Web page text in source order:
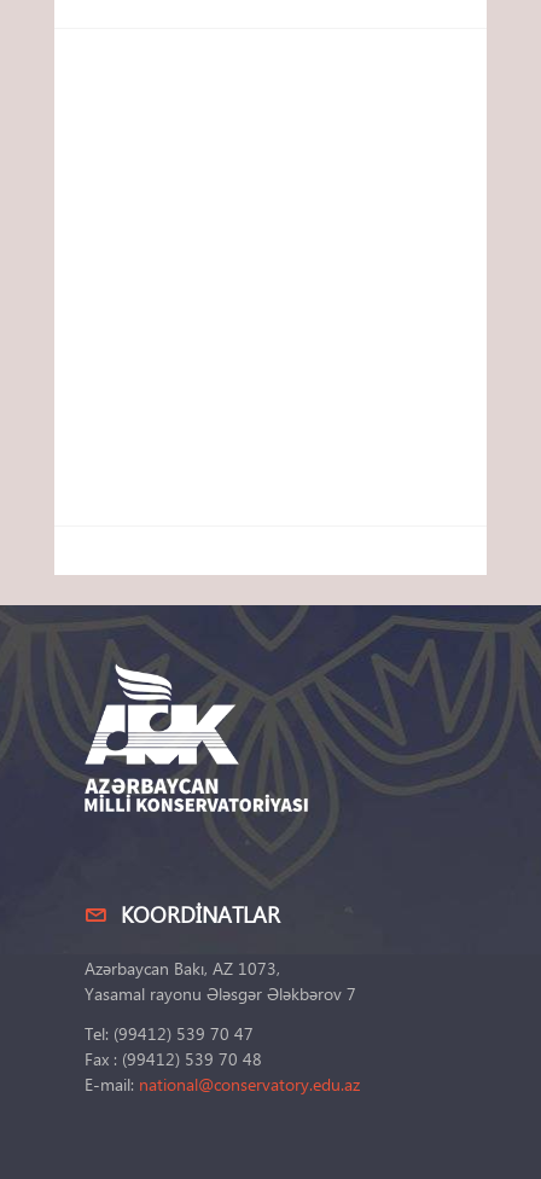
KOORDINATLAR
Azərbaycan Bakı, AZ 1073,
Yasamal rayonu Ələsgər Ələkbərov 7
Tel: (99412) 539 70 47
Fax : (99412) 539 70 48
E-mail: national@conservatory.edu.az